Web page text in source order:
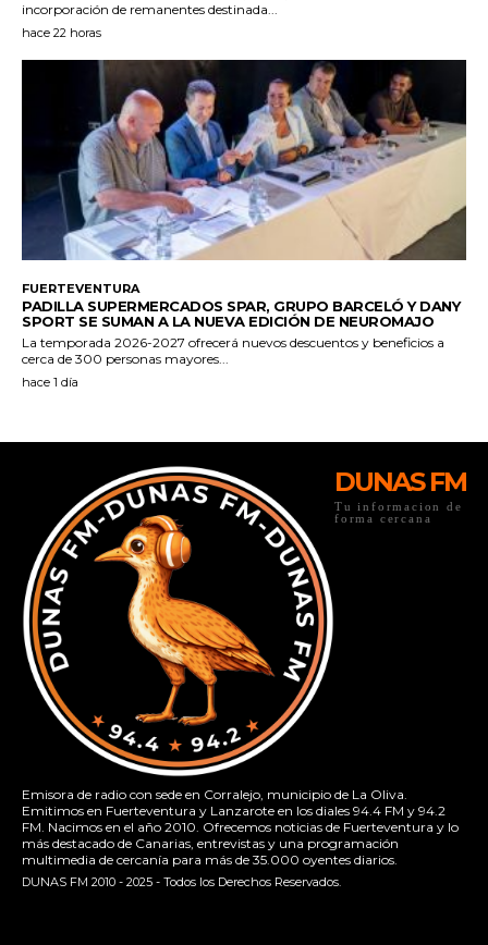
DUNAS FM
Tu informacion de
forma cercana
Emisora de radio con sede en Corralejo, municipio de La Oliva.
Emitimos en Fuerteventura y Lanzarote en los diales 94.4 FM y 94.2
FM. Nacimos en el año 2010. Ofrecemos noticias de Fuerteventura y lo
más destacado de Canarias, entrevistas y una programación
multimedia de cercanía para más de 35.000 oyentes diarios.
DUNAS FM 2010 - 2025 - Todos los Derechos Reservados.